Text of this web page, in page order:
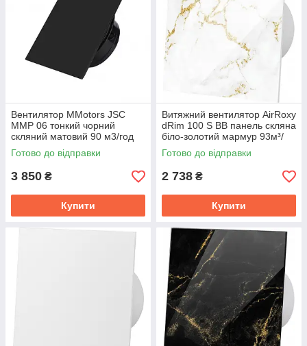
Вентилятор MMotors JSC
MMP 06 тонкий чорний
скляний матовий 90 м3/год
Готово до відправки
3 850 ₴
Купити
Витяжний вентилятор AirRoxy
dRim 100 S BB панель скляна
біло-золотий мармур 93м³/
год 11Вт
Готово до відправки
2 738 ₴
Купити